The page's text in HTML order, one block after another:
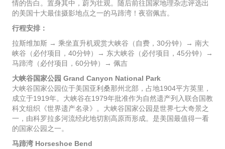
情的告白。置身其中，蔚为壮观。随后前往国家地理杂志评选出
的美国十大最佳摄影地点之一的马蹄湾！夜宿佩吉。
行程安排：
拉斯维加斯 → 乘坐直升机观赏大峡谷（自费，30分钟）→ 南大
峡谷（必付项目，40分钟）→ 东大峡谷（必付项目，45分钟）→
马蹄湾（必付项目，60分钟）→ 佩吉
大峡谷国家公园 Grand Canyon National Park
大峡谷国家公园位于美国亚利桑那州北部，占地1904平方英里，
成立于1919年。大峡谷在1979年批准作为自然遗产列入联合国教
科文组织《世界遗产名录》。大峡谷国家公园是世界七大奇景之
一，由科罗拉多河流经此地切割高原而形成。是美国最值得一看
的国家公园之一。
马蹄湾 Horseshoe Bend